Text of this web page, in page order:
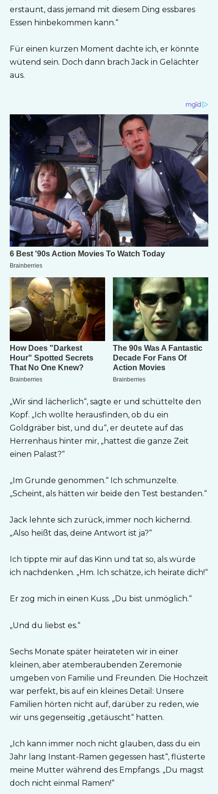
erstaunt, dass jemand mit diesem Ding essbares
Essen hinbekommen kann.“
Für einen kurzen Moment dachte ich, er könnte
wütend sein. Doch dann brach Jack in Gelächter
aus.
„Wir sind lächerlich“, sagte er und schüttelte den
Kopf. „Ich wollte herausfinden, ob du ein
Goldgräber bist, und du“, er deutete auf das
Herrenhaus hinter mir, „hattest die ganze Zeit
einen Palast?“
„Im Grunde genommen.“ Ich schmunzelte.
„Scheint, als hätten wir beide den Test bestanden.“
Jack lehnte sich zurück, immer noch kichernd.
„Also heißt das, deine Antwort ist ja?“
Ich tippte mir auf das Kinn und tat so, als würde
ich nachdenken. „Hm. Ich schätze, ich heirate dich!“
Er zog mich in einen Kuss. „Du bist unmöglich.“
„Und du liebst es.“
Sechs Monate später heirateten wir in einer
kleinen, aber atemberaubenden Zeremonie
umgeben von Familie und Freunden. Die Hochzeit
war perfekt, bis auf ein kleines Detail: Unsere
Familien hörten nicht auf, darüber zu reden, wie
wir uns gegenseitig „getäuscht“ hatten.
„Ich kann immer noch nicht glauben, dass du ein
Jahr lang Instant-Ramen gegessen hast“, flüsterte
meine Mutter während des Empfangs. „Du magst
doch nicht einmal Ramen!“